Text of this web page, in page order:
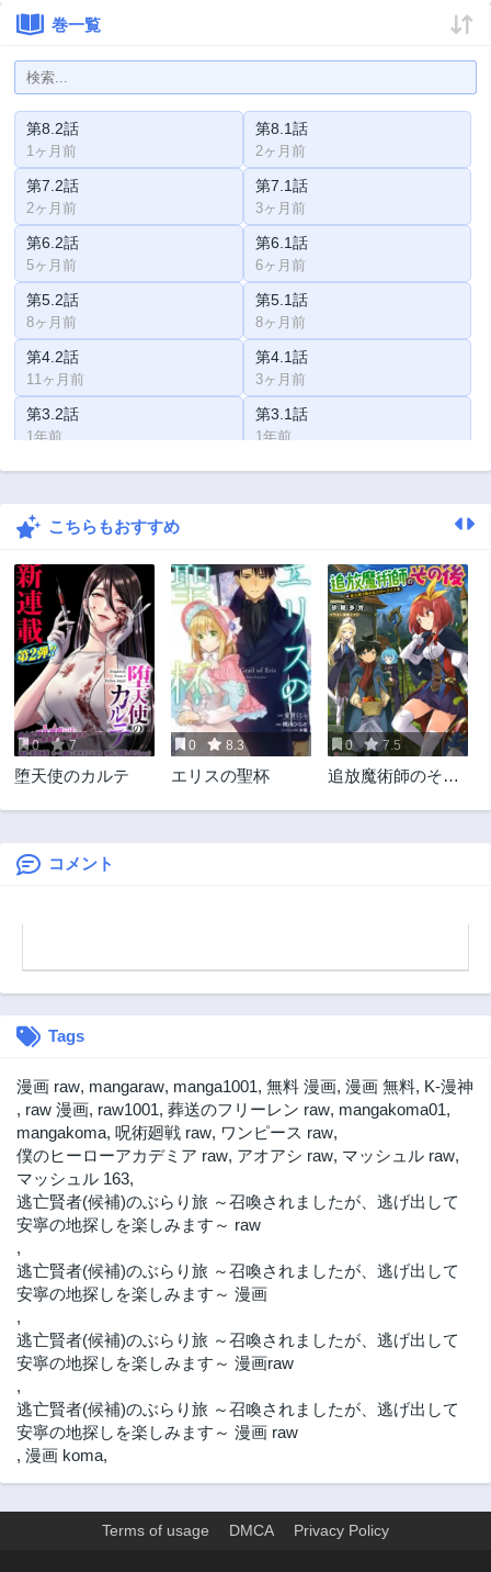
巻一覧
第8.2話
1ヶ月前
第8.1話
2ヶ月前
第7.2話
2ヶ月前
第7.1話
3ヶ月前
第6.2話
5ヶ月前
第6.1話
6ヶ月前
第5.2話
8ヶ月前
第5.1話
8ヶ月前
第4.2話
11ヶ月前
第4.1話
3ヶ月前
第3.2話
1年前
第3.1話
1年前
第2.2話 第2.1話
第1話こちらもおすすめ
0 7
堕天使のカルテ
0 8.3
エリスの聖杯
0 7.5
追放魔術師のその
コメント
Tags
漫画 raw, mangaraw, manga1001, 無料 漫画, 漫画 無料, K-漫神
, raw 漫画, raw1001, 葬送のフリーレン raw, mangakoma01,
mangakoma, 呪術廻戦 raw, ワンピース raw,
僕のヒーローアカデミア raw, アオアシ raw, マッシュル raw,
マッシュル 163,
逃亡賢者(候補)のぶらり旅 ～召喚されましたが、逃げ出して
安寧の地探しを楽しみます～ raw
,
逃亡賢者(候補)のぶらり旅 ～召喚されましたが、逃げ出して
安寧の地探しを楽しみます～ 漫画
,
逃亡賢者(候補)のぶらり旅 ～召喚されましたが、逃げ出して
安寧の地探しを楽しみます～ 漫画raw
,
逃亡賢者(候補)のぶらり旅 ～召喚されましたが、逃げ出して
安寧の地探しを楽しみます～ 漫画 raw
, 漫画 koma,
Terms of usage DMCA Privacy Policy